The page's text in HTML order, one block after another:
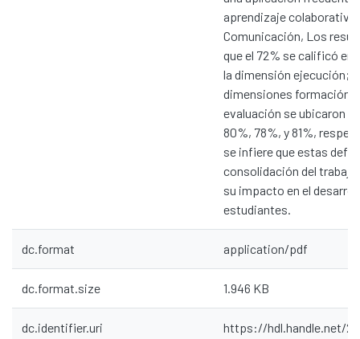
aprendizaje colaborativo
Comunicación, Los
que el 72% se calificó en
la dimensión ejecución;
dimensiones formación
evaluación se ubicaron
80%, 78%, y 81%,
se infiere que estas
consolidación del
su impacto en el
estudiantes.
dc.format application/pdf
dc.format.size 1.946 KB
dc.identifier.uri https://hdl.handle.net/